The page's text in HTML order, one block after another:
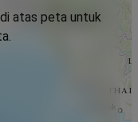
atas peta untuk